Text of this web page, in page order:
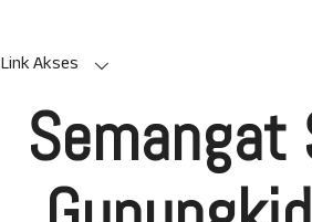
Link Akses
Semangat